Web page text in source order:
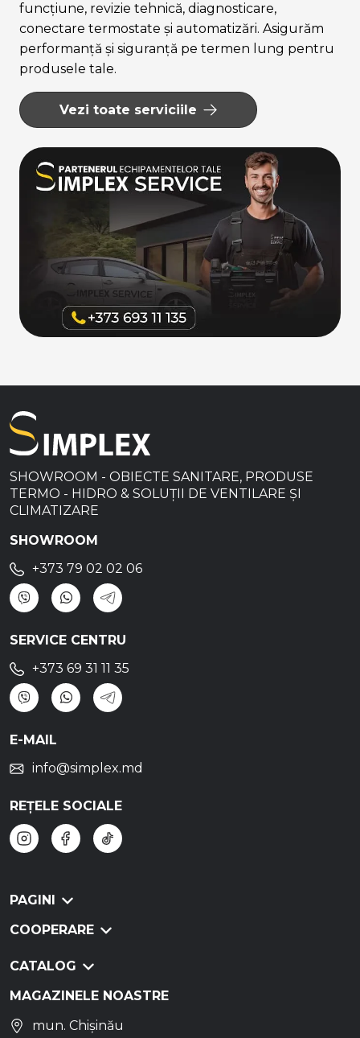
funcțiune, revizie tehnică, diagnosticare,
conectare termostate și automatizări. Asigurăm
performanță și siguranță pe termen lung pentru
produsele tale.
Vezi toate serviciile
SHOWROOM - OBIECTE SANITARE, PRODUSE
TERMO - HIDRO & SOLUȚII DE VENTILARE ȘI
CLIMATIZARE
SHOWROOM
+373 79 02 02 06
SERVICE CENTRU
+373 69 31 11 35
E-MAIL
info@simplex.md
REȚELE SOCIALE
PAGINI
COOPERARE
CATALOG
MAGAZINELE NOASTRE
mun. Chișinău